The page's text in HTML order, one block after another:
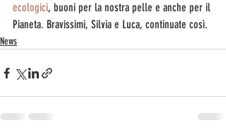
ecologici, buoni per la nostra pelle e anche per il
Pianeta. Bravissimi, Silvia e Luca, continuate così.
News